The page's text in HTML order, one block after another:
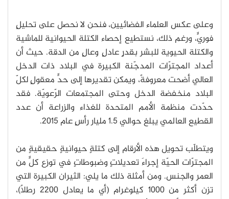
وعلى عكس العلماء الفضائيين، فنحن لا نحصل على تحليلٍ
فوريٍّ، ورغم ذلك، نستطيع إحصاء الكتلة الحيوانية للماشية
والكتلة الحيوية للبشر بقدرٍ عادلٍ وعالٍ من الدقة. حيث أن
أعداد المجترّات المدجّنة الكبيرة في البلاد ذات الدخل
العالي أضحت معروفةً، ويمكن تقديرها إلى حدٍّ معقولٍ لكلّ
البلاد منخفضة الدخل وحتى المجتمعات الرّعويّة. فقد
حدّدت منظمة الأمم المتحدة للغذاء والزراعة أن عدد
القطيع العالمي يبلغ حوالي 1.5 مليار رأسٍ عام 2015.
ويتطلّب تحويل هذه الأرقام إلى كتلةٍ حيوانيةٍ حقيقيةٍ من
المجترّات الحيّة إجراءَ تعديلاتٍ وضبوطاتٍ في توزع كلٍّ من
العمر والجنس. ومن أمثلة ذلك ما يلي: الثيران الكبيرة التي
تزن أكثر من 1000 كيلوغرام (أي ما يعادل 2200 رطلًا)،